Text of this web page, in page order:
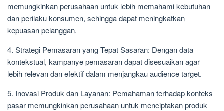
memungkinkan perusahaan untuk lebih memahami kebutuhan
dan perilaku konsumen, sehingga dapat meningkatkan
kepuasan pelanggan.
4. Strategi Pemasaran yang Tepat Sasaran: Dengan data
kontekstual, kampanye pemasaran dapat disesuaikan agar
lebih relevan dan efektif dalam menjangkau audience target.
5. Inovasi Produk dan Layanan: Pemahaman terhadap konteks
pasar memungkinkan perusahaan untuk menciptakan produk